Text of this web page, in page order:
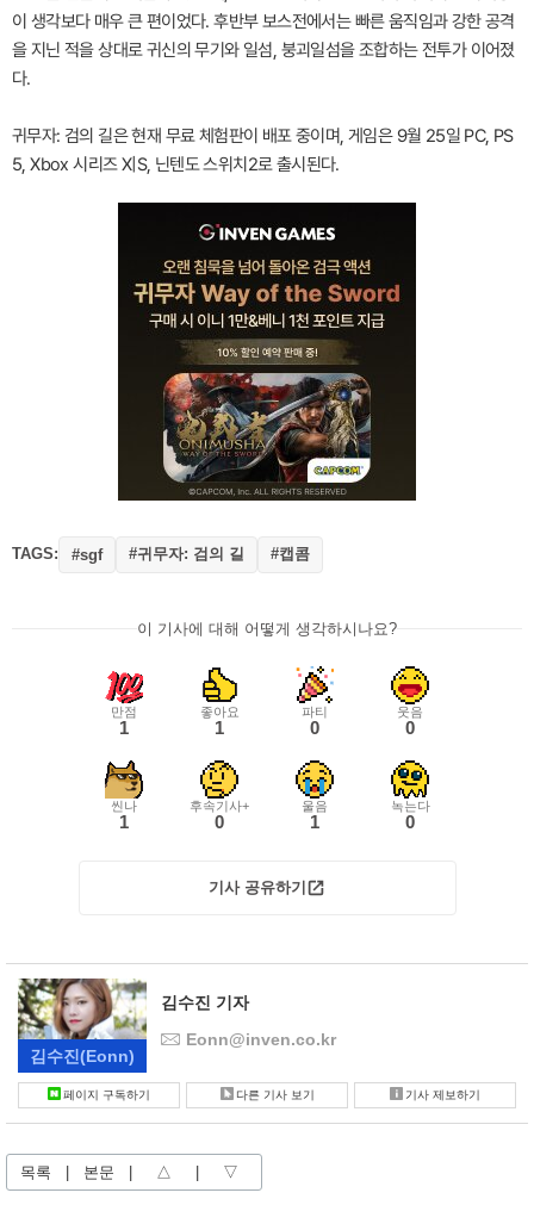
이 생각보다 매우 큰 편이었다. 후반부 보스전에서는 빠른 움직임과 강한 공격
을 지닌 적을 상대로 귀신의 무기와 일섬, 붕괴일섬을 조합하는 전투가 이어졌
다.
귀무자: 검의 길은 현재 무료 체험판이 배포 중이며, 게임은 9월 25일 PC, PS
5, Xbox 시리즈 X|S, 닌텐도 스위치2로 출시된다.
TAGS: #sgf #귀무자: 검의 길 #캡콤
이 기사에 대해 어떻게 생각하시나요?
만점
1
좋아요
1
파티
0
웃음
0
씬나
1
후속기사+
0
울음
1
녹는다
0
기사 공유하기
김수진(Eonn)
김수진 기자
Eonn@inven.co.kr
페이지 구독하기 다른 기사 보기 기사 제보하기
목록 | 본문 | △ | ▽